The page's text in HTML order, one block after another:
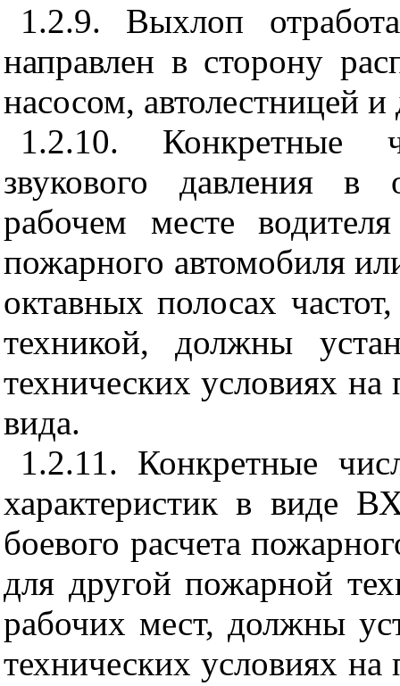
1.2.9. Выхлоп
направлен в сторону
насосом, автолестницей и
1.2.10. Конкретные
звукового давления в
рабочем месте
пожарного автомобиля
октавных полосах
техникой, должны
технических условиях
вида.
1.2.11. Конкретные
характеристик в виде
боевого расчета
для другой пожарной
рабочих мест, должны
технических условиях